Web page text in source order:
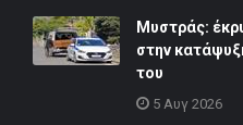
Μυστράς:
στην
του
5 Αυγ 2026